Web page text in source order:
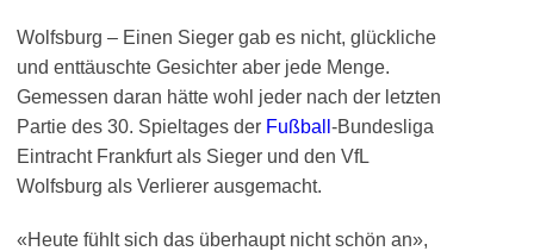
Wolfsburg – Einen Sieger gab es nicht, glückliche
und enttäuschte Gesichter aber jede Menge.
Gemessen daran hätte wohl jeder nach der letzten
Partie des 30. Spieltages der Fußball -Bundesliga
Eintracht Frankfurt als Sieger und den VfL
Wolfsburg als Verlierer ausgemacht.
«Heute fühlt sich das überhaupt nicht schön an»,